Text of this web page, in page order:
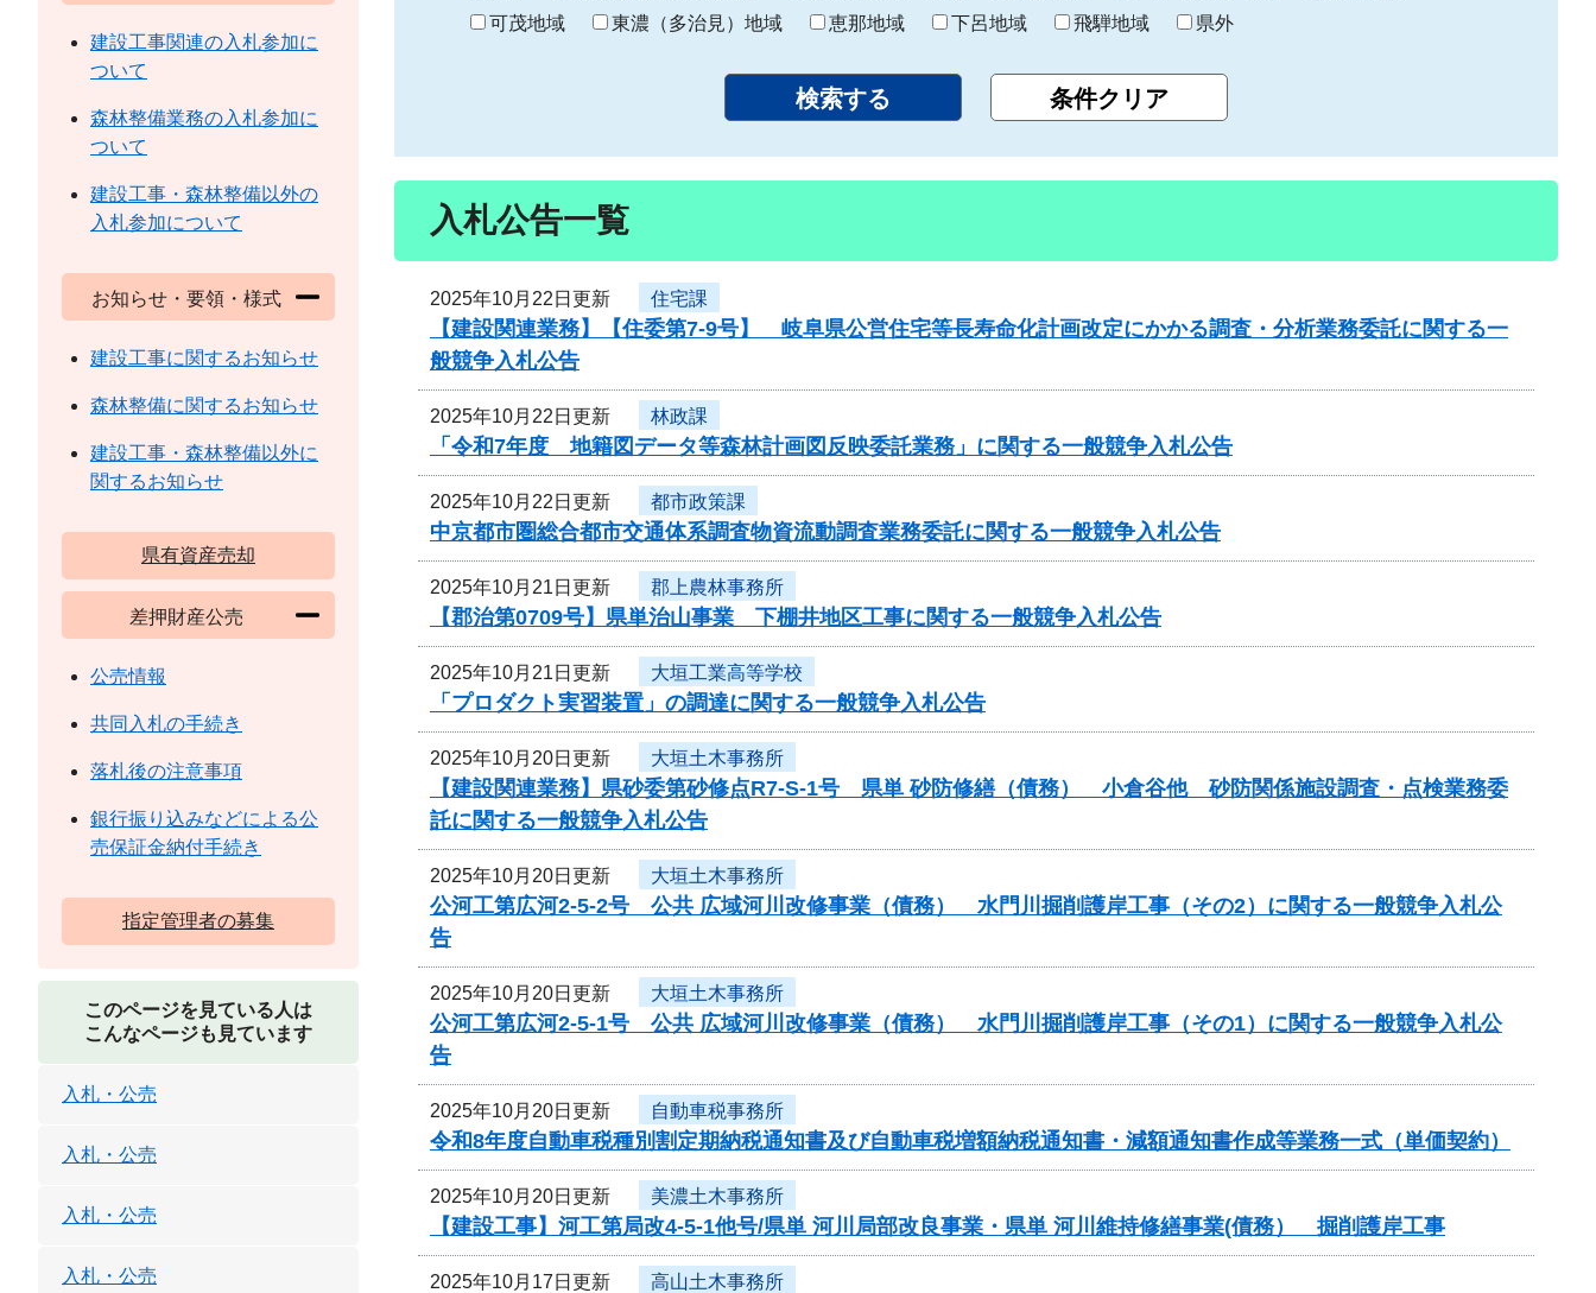
り
り
可茂地域
東濃（多治見）地域 恵那地域 下呂地域 飛騨地域 県外
入札公告一覧
2025年10月22日更新 住宅課
【建設関連業務】【住委第7-9号】 岐阜県公営住宅等長寿命化計画改定にかかる調査・分析業務委託に関する一
般競争入札公告
2025年10月22日更新 林政課
「令和7年度 地籍図データ等森林計画図反映委託業務」に関する一般競争入札公告
2025年10月22日更新 都市政策課
中京都市圏総合都市交通体系調査物資流動調査業務委託に関する一般競争入札公告
2025年10月21日更新 郡上農林事務所
【郡治第0709号】県単治山事業 下棚井地区工事に関する一般競争入札公告
2025年10月21日更新 大垣工業高等学校
「プロダクト実習装置」の調達に関する一般競争入札公告
2025年10月20日更新 大垣土木事務所
【建設関連業務】県砂委第砂修点R7-S-1号 県単 砂防修繕（債務） 小倉谷他 砂防関係施設調査・点検業務委
託に関する一般競争入札公告
2025年10月20日更新 大垣土木事務所
公河工第広河2-5-2号 公共 広域河川改修事業（債務） 水門川掘削護岸工事（その2）に関する一般競争入札公
告
2025年10月20日更新 大垣土木事務所
公河工第広河2-5-1号 公共 広域河川改修事業（債務） 水門川掘削護岸工事（その1）に関する一般競争入札公
告
2025年10月20日更新 自動車税事務所
令和8年度自動車税種別割定期納税通知書及び自動車税増額納税通知書・減額通知書作成等業務一式（単価契約）
2025年10月20日更新 美濃土木事務所
【建設工事】河工第局改4-5-1他号/県単 河川局部改良事業・県単 河川維持修繕事業(債務） 掘削護岸工事
2025年10月17日更新 高山土木事務所
建設工事関連の入札参加に
ついて
森林整備業務の入札参加に
ついて
建設工事・森林整備以外の
入札参加について
お知らせ・要領・様式
建設工事に関するお知らせ
森林整備に関するお知らせ
建設工事・森林整備以外に
関するお知らせ
県有資産売却
差押財産公売
公売情報
共同入札の手続き
落札後の注意事項
銀行振り込みなどによる公
売保証金納付手続き
指定管理者の募集
このページを見ている人は
こんなページも見ています
入札・公売
入札・公売
入札・公売
入札・公売